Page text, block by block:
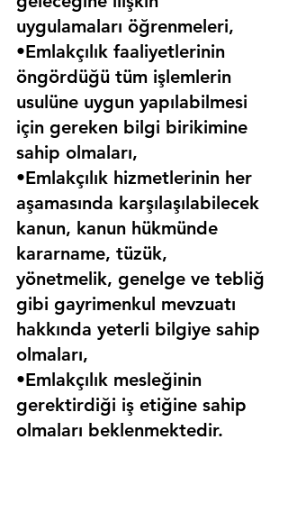
uygulamaları öğrenmeleri,
•Emlakçılık faaliyetlerinin
öngördüğü tüm işlemlerin
usulüne uygun yapılabilmesi
için gereken bilgi birikimine
sahip olmaları,
•Emlakçılık hizmetlerinin her
aşamasında karşılaşılabilecek
kanun, kanun hükmünde
kararname, tüzük,
yönetmelik, genelge ve tebliğ
gibi gayrimenkul mevzuatı
hakkında yeterli bilgiye sahip
olmaları,
•Emlakçılık mesleğinin
gerektirdiği iş etiğine sahip
olmaları beklenmektedir.